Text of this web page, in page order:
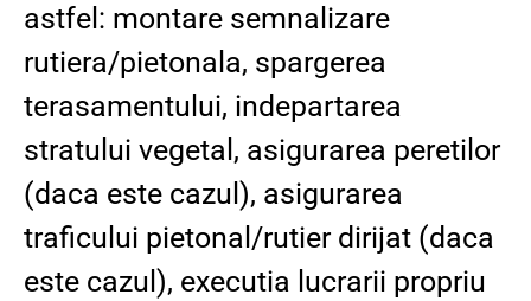
astfel: montare semnalizare
rutiera/pietonala, spargerea
terasamentului, indepartarea
stratului vegetal, asigurarea peretilor
(daca este cazul), asigurarea
traficului pietonal/rutier dirijat (daca
este cazul), executia lucrarii propriu